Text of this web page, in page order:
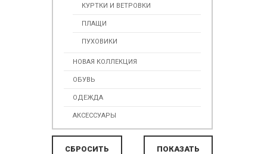
КУРТКИ И ВЕТРОВКИ
ПЛАЩИ
ПУХОВИКИ
НОВАЯ КОЛЛЕКЦИЯ
ОБУВЬ
ОДЕЖДА
АКСЕССУАРЫ